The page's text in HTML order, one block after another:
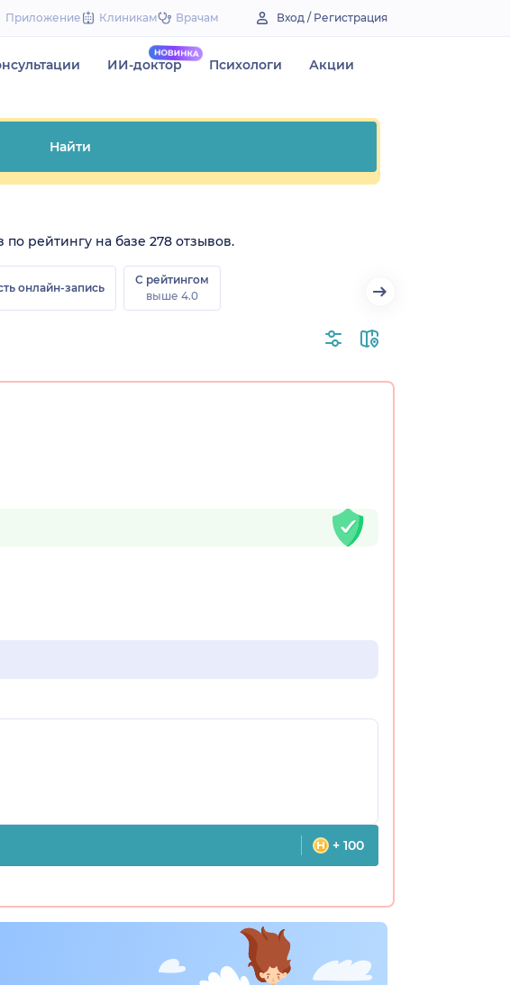
Приложение Клиникам Врачам Вход / Регистрация
ИИ-доктор Психологи Акции
Найти
рейтингу на базе 278 отзывов.
онлайн-запись
С рейтингом
выше 4.0
+ 100